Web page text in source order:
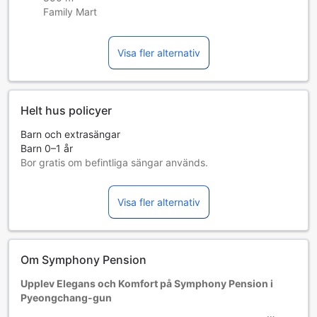
Family Mart
Visa fler alternativ
Helt hus policyer
Barn och extrasängar
Barn 0–1 år
Bor gratis om befintliga sängar används.
god kontrollera rummets beläggning för mer information.
Vid bokning av fler än 5 rum är det möjligt att andra regler
Visa fler alternativ
Om Symphony Pension
Upplev Elegans och Komfort på Symphony Pension i
Pyeongchang-gun